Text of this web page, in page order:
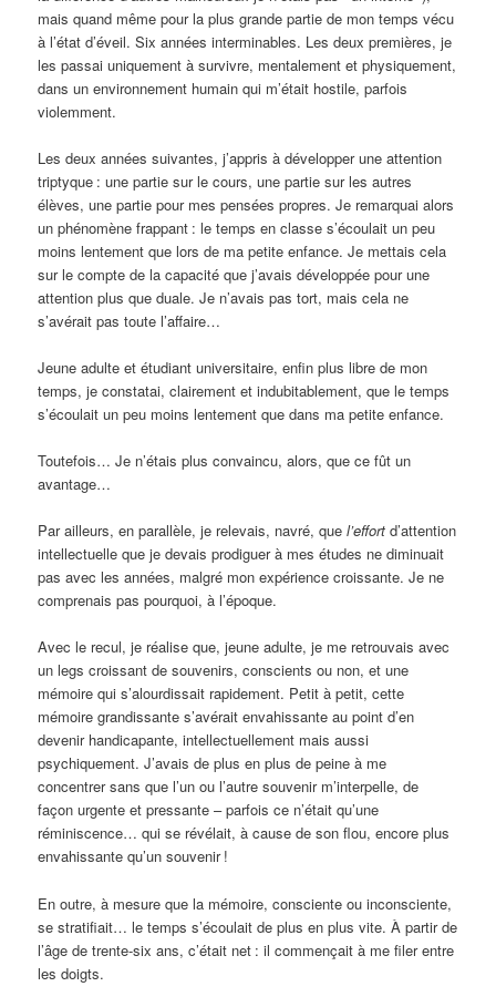
mais quand même pour la plus grande partie de mon temps vécu
à l’état d’éveil. Six années interminables. Les deux premières, je
les passai uniquement à survivre, mentalement et physiquement,
dans un environnement humain qui m’était hostile, parfois
violemment.
Les deux années suivantes, j’appris à développer une attention
triptyque : une partie sur le cours, une partie sur les autres
élèves, une partie pour mes pensées propres. Je remarquai alors
un phénomène frappant : le temps en classe s’écoulait un peu
moins lentement que lors de ma petite enfance. Je mettais cela
sur le compte de la capacité que j’avais développée pour une
attention plus que duale. Je n’avais pas tort, mais cela ne
s’avérait pas toute l’affaire…
Jeune adulte et étudiant universitaire, enfin plus libre de mon
temps, je constatai, clairement et indubitablement, que le temps
s’écoulait un peu moins lentement que dans ma petite enfance.
Toutefois… Je n’étais plus convaincu, alors, que ce fût un
avantage…
Par ailleurs, en parallèle, je relevais, navré, quel’effort d’attention
intellectuelle que je devais prodiguer à mes études ne diminuait
pas avec les années, malgré mon expérience croissante. Je ne
comprenais pas pourquoi, à l’époque.
Avec le recul, je réalise que, jeune adulte, je me retrouvais avec
un legs croissant de souvenirs, conscients ou non, et une
mémoire qui s’alourdissait rapidement. Petit à petit, cette
mémoire grandissante s’avérait envahissante au point d’en
devenir handicapante, intellectuellement mais aussi
psychiquement. J’avais de plus en plus de peine à me
concentrer sans que l’un ou l’autre souvenir m’interpelle, de
façon urgente et pressante – parfois ce n’était qu’une
réminiscence… qui se révélait, à cause de son flou, encore plus
envahissante qu’un souvenir !
En outre, à mesure que la mémoire, consciente ou inconsciente,
se stratifiait… le temps s’écoulait de plus en plus vite. À partir de
l’âge de trente-six ans, c’était net : il commençait à me filer entre
les doigts.